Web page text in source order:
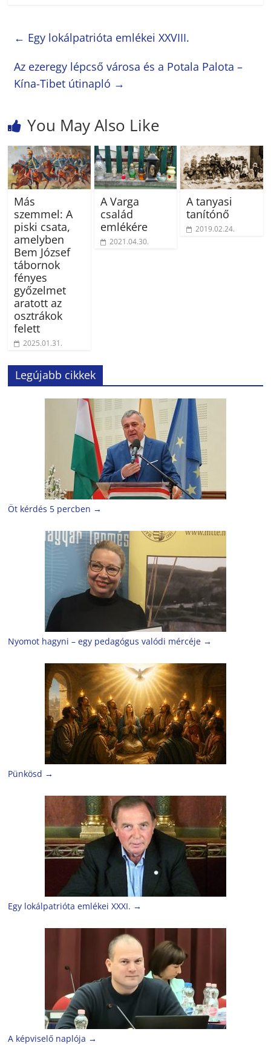
← Egy lokálpatrióta emlékei XXVIII.
Az ezeregy lépcső városa és a Potala Palota –
Kína-Tibet útinapló →
You May Also Like
Más
szemmel: A
piski csata,
amelyben
Bem József
tábornok
fényes
győzelmet
aratott az
osztrákok
felett
2025.01.31.
A Varga
család
emlékére
2021.04.30.
A tanyasi
tanítónő
2019.02.24.
Legújabb cikkek
Öt kérdés 5 percben →
Nyomot hagyni – egy pedagógus valódi mércéje →
Pünkösd →
Egy lokálpatrióta emlékei XXXI. →
A képviselő naplója →